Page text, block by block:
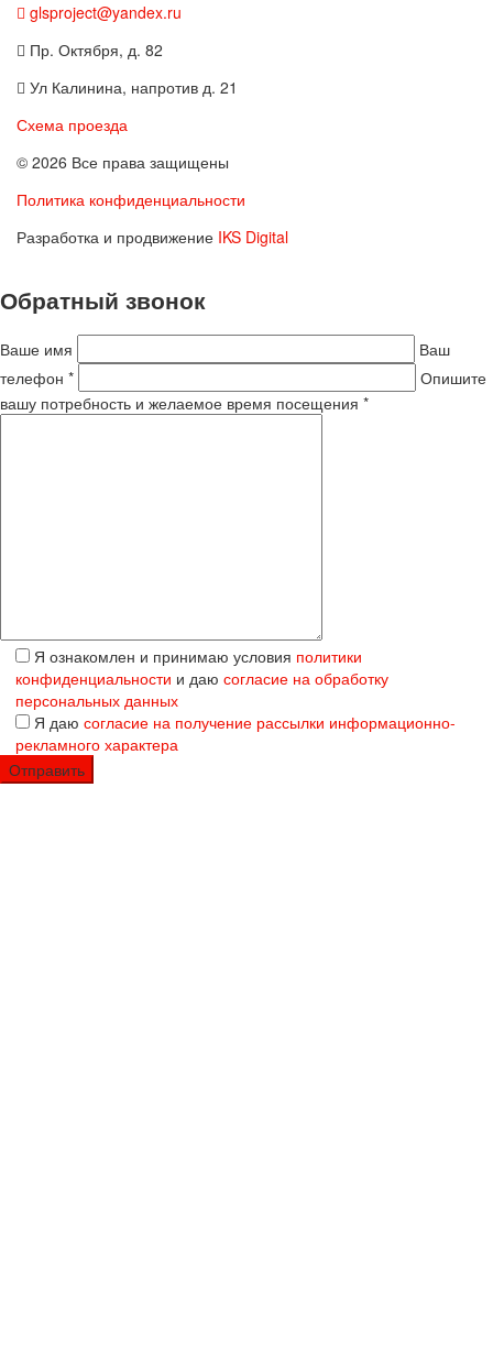
glsproject@yandex.ru
Пр. Октября, д. 82
Ул Калинина, напротив д. 21
Схема проезда
© 2026 Все права защищены
Политика конфиденциальности
Разработка и продвижение IKS Digital
Обратный звонок
Ваше имя
Ваш
телефон *
Опишите
вашу потребность и желаемое время посещения *
Я ознакомлен и принимаю условия политики
конфиденциальности и даю согласие на обработку
персональных данных
Я даю согласие на получение рассылки информационно-
рекламного характера